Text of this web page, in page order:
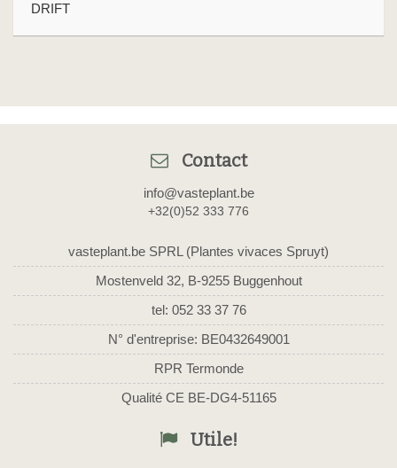
DRIFT
Contact
info@vasteplant.be
+32(0)52 333 776
vasteplant.be SPRL (Plantes vivaces Spruyt)
Mostenveld 32, B-9255 Buggenhout
tel: 052 33 37 76
N° d'entreprise: BE0432649001
RPR Termonde
Qualité CE BE-DG4-51165
Utile!